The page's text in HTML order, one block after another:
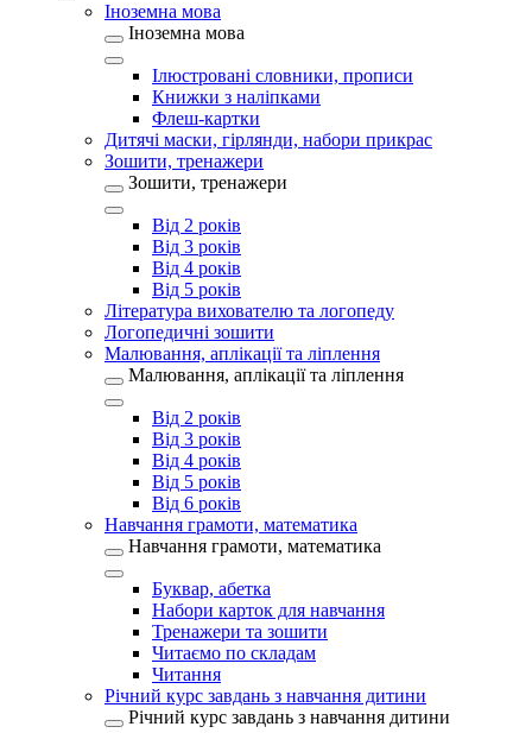
Іноземна мова
Іноземна мова
Ілюстровані словники, прописи
Книжки з наліпками
Флеш-картки
Дитячі маски, гірлянди, набори прикрас
Зошити, тренажери
Зошити, тренажери
Від 2 років
Від 3 років
Від 4 років
Від 5 років
Література вихователю та логопеду
Логопедичні зошити
Малювання, аплікації та ліплення
Малювання, аплікації та ліплення
Від 2 років
Від 3 років
Від 4 років
Від 5 років
Від 6 років
Навчання грамоти, математика
Навчання грамоти, математика
Буквар, абетка
Набори карток для навчання
Тренажери та зошити
Читаємо по складам
Читання
Річний курс завдань з навчання дитини
Річний курс завдань з навчання дитини